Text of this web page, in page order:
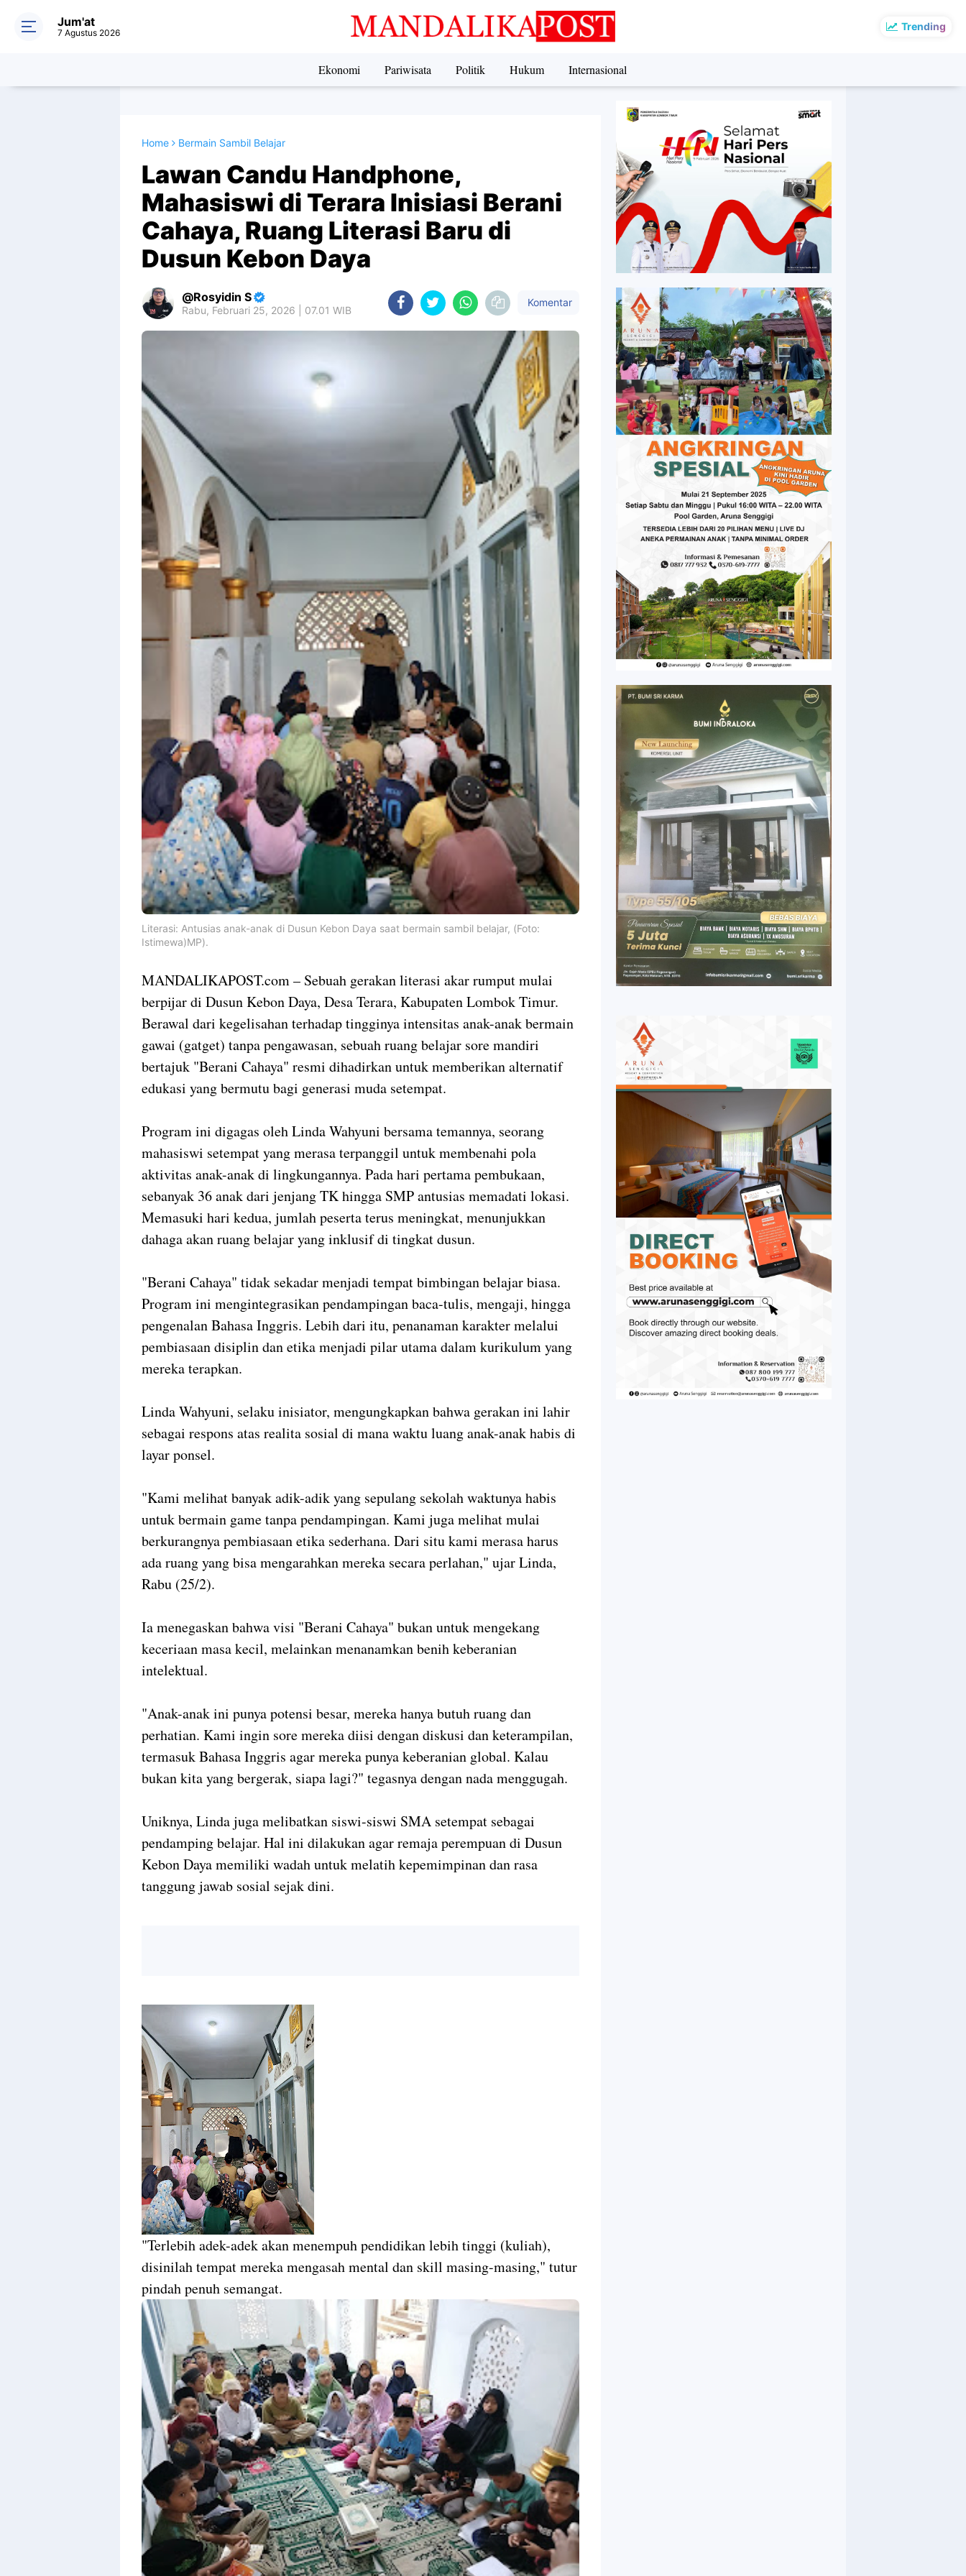
Trending
Jum'at
7 Agustus 2026
Ekonomi Pariwisata Politik Hukum Internasional
Home Bermain Sambil Belajar
Lawan Candu Handphone,
Mahasiswi di Terara Inisiasi Berani
Cahaya, Ruang Literasi Baru di
Dusun Kebon Daya
Rosyidin S
Rabu, Februari 25, 2026 | 07.01 WIB
Komentar
Literasi: Antusias anak-anak di Dusun Kebon Daya saat bermain sambil belajar, (Foto:
Istimewa)MP).
MANDALIKAPOST.com – Sebuah gerakan literasi akar rumput mulai
berpijar di Dusun Kebon Daya, Desa Terara, Kabupaten Lombok Timur.
Berawal dari kegelisahan terhadap tingginya intensitas anak-anak bermain
gawai (gatget) tanpa pengawasan, sebuah ruang belajar sore mandiri
bertajuk "Berani Cahaya" resmi dihadirkan untuk memberikan alternatif
edukasi yang bermutu bagi generasi muda setempat.
Program ini digagas oleh Linda Wahyuni bersama temannya, seorang
mahasiswi setempat yang merasa terpanggil untuk membenahi pola
aktivitas anak-anak di lingkungannya. Pada hari pertama pembukaan,
sebanyak 36 anak dari jenjang TK hingga SMP antusias memadati lokasi.
Memasuki hari kedua, jumlah peserta terus meningkat, menunjukkan
dahaga akan ruang belajar yang inklusif di tingkat dusun.
"Berani Cahaya" tidak sekadar menjadi tempat bimbingan belajar biasa.
Program ini mengintegrasikan pendampingan baca-tulis, mengaji, hingga
pengenalan Bahasa Inggris. Lebih dari itu, penanaman karakter melalui
pembiasaan disiplin dan etika menjadi pilar utama dalam kurikulum yang
mereka terapkan.
Linda Wahyuni, selaku inisiator, mengungkapkan bahwa gerakan ini lahir
sebagai respons atas realita sosial di mana waktu luang anak-anak habis di
layar ponsel.
"Kami melihat banyak adik-adik yang sepulang sekolah waktunya habis
untuk bermain game tanpa pendampingan. Kami juga melihat mulai
berkurangnya pembiasaan etika sederhana. Dari situ kami merasa harus
ada ruang yang bisa mengarahkan mereka secara perlahan," ujar Linda,
Rabu (25/2).
Ia menegaskan bahwa visi "Berani Cahaya" bukan untuk mengekang
keceriaan masa kecil, melainkan menanamkan benih keberanian
intelektual.
"Anak-anak ini punya potensi besar, mereka hanya butuh ruang dan
perhatian. Kami ingin sore mereka diisi dengan diskusi dan keterampilan,
termasuk Bahasa Inggris agar mereka punya keberanian global. Kalau
bukan kita yang bergerak, siapa lagi?" tegasnya dengan nada menggugah.
Uniknya, Linda juga melibatkan siswi-siswi SMA setempat sebagai
pendamping belajar. Hal ini dilakukan agar remaja perempuan di Dusun
Kebon Daya memiliki wadah untuk melatih kepemimpinan dan rasa
tanggung jawab sosial sejak dini.
"Terlebih adek-adek akan menempuh pendidikan lebih tinggi (kuliah),
disinilah tempat mereka mengasah mental dan skill masing-masing," tutur
pindah penuh semangat.